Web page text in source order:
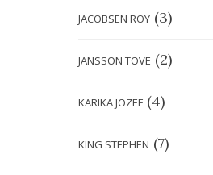
JACOBSEN ROY (3)
JANSSON TOVE (2)
KARIKA JOZEF (4)
KING STEPHEN (7)